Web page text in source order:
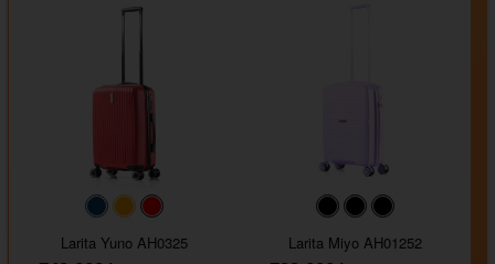
#093f69#ffa500
Larita Yuno AH0325
#000000#000000
Larita Miyo AH01252